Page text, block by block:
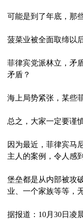
可能是到了年底，那
菠菜业被全面取缔以
菲律宾党派林立，矛
矛盾？
海上局势紧张，某些
总之，大家一定要谨
因为最近，菲律宾马
主人的案例，令人感
堡垒都是从内部被攻
业、一个家族等等，
据报道：10月30日凌